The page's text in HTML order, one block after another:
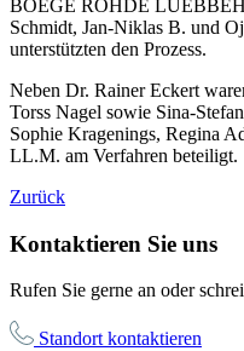
BOEGE ROHDE
Schmidt, Jan-Niklas B. und
unterstützten den Prozess.
Neben Dr. Rainer Eckert
Torss Nagel sowie Sina-
Sophie Kragenings, Regina
LL.M. am Verfahren beteiligt.
Zurück
Kontaktieren Sie uns
Rufen Sie gerne an oder
Standort kontaktieren